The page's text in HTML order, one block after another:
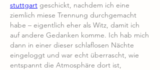
stuttgart geschickt, nachdem ich eine
ziemlich miese Trennung durchgemacht
habe – eigentlich eher als Witz, damit ich
auf andere Gedanken komme. Ich hab mich
dann in einer dieser schlaflosen Nächte
eingeloggt und war echt überrascht, wie
entspannt die Atmosphäre dort ist,